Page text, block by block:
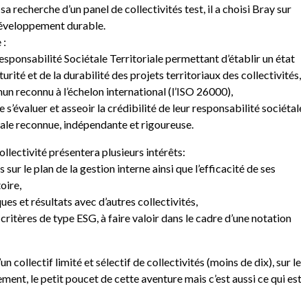
recherche d’un panel de collectivités test, il a choisi Bray sur
durable.
:
Sociétale Territoriale permettant d’établir un état
et de la durabilité des projets territoriaux des collectivités,
reconnu à l’échelon international (l’ISO 26000),
et asseoir la crédibilité de leur responsabilité
reconnue, indépendante et rigoureuse.
présentera plusieurs intérêts:
le plan de la gestion interne ainsi que l’efficacité de ses
et résultats avec d’autres collectivités,
de type ESG, à faire valoir dans le cadre d’une notation
collectif limité et sélectif de collectivités (moins de dix), sur
le petit poucet de cette aventure mais c’est aussi ce qui est